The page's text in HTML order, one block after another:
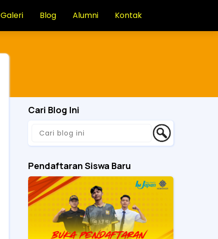
Galeri Blog Alumni Kontak
Cari Blog Ini
Pendaftaran Siswa Baru